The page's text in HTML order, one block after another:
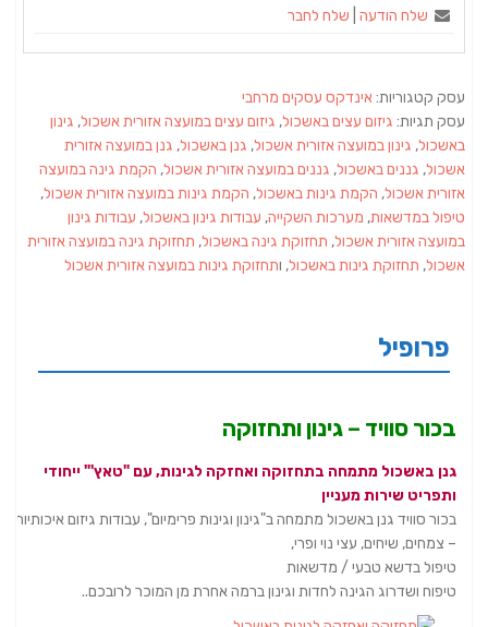
שלח הודעה שלח לחבר
עסק קטגוריות:אינדקס עסקים מרחבי
עסק תגיות: גיזום עצים באשכול, גיזום עצים במועצה אזורית אשכול, גינון
באשכול, גינון במועצה אזורית אשכול, גנן באשכול, גנן במועצה אזורית
אשכול, גננים באשכול, גננים במועצה אזורית אשכול, הקמת גינה במועצה
אזורית אשכול, הקמת גינות באשכול, הקמת גינות במועצה אזורית אשכול,
טיפול במדשאות, מערכות השקייה, עבודות גינון באשכול, עבודות גינון
במועצה אזורית אשכול, תחזוקת גינה באשכול, תחזוקת גינה במועצה אזורית
אשכול, תחזוקת גינות באשכול, ותחזוקת גינות במועצה אזורית אשכול
פרופיל
בכור סוויד – גינון ותחזוקה
גנן באשכול מתמחה בתחזוקה ואחזקה לגינות, עם "טאץ'" ייחודי
ותפריט שירות מעניין
בכור סוויד גנן באשכול מתמחה ב"גינון וגינות פרימיום", עבודות גיזום איכותיות
– צמחים, שיחים, עצי נוי ופרי,
טיפול בדשא טבעי / מדשאות
טיפוח ושדרוג הגינה לחדות וגינון ברמה אחרת מן המוכר לרובכם..